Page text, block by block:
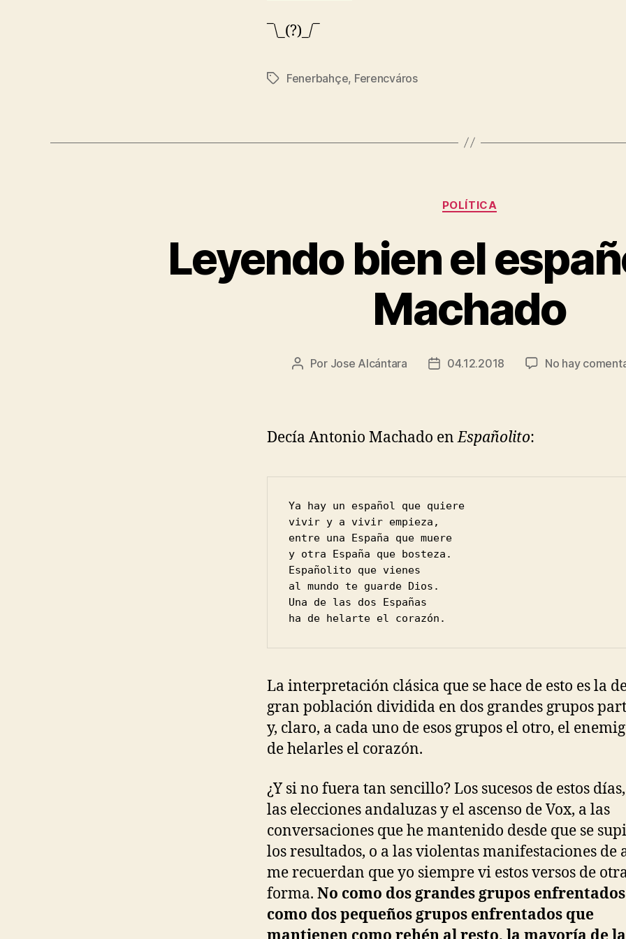
¯\_(?)_/¯
Etiquetas
Fenerbahçe, Ferencváros
Categorías
POLÍTICA
Leyendo bien el
Machado
Autor
Por Jose Alcántara
Fecha04.12.2018 No hay
Decía Antonio Machado enEspañolito:
Ya hay un español que quiere
vivir y a vivir empieza,
entre una España que muere
y otra España que bosteza.
Españolito que vienes
al mundo te guarde Dios.
Una de las dos Españas
ha de helarte el corazón.
La interpretación clásica que se hace de esto es la
gran población dividida en dos grandes grupos
y, claro, a cada uno de esos grupos el otro, el
de helarles el corazón.
¿Y si no fuera tan sencillo? Los sucesos de estos
las elecciones andaluzas y el ascenso de Vox, a las
conversaciones que he mantenido desde que se
los resultados, o a las violentas manifestaciones de
me recuerdan que yo siempre vi estos versos de
forma. No como dos grandes grupos
como dos pequeños grupos enfrentados que